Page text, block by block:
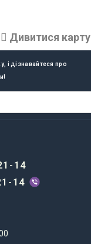
Дивитися карту
і дізнавайтеся про
14
14